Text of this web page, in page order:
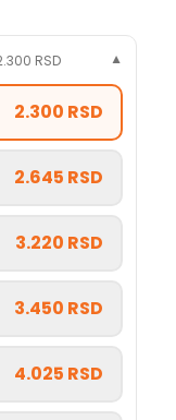
RSD ▼
2.300 RSD
2.645 RSD
3.220 RSD
3.450 RSD
4.025 RSD